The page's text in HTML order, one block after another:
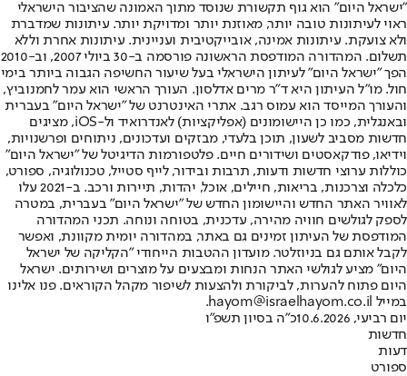
"ישראל היום" הוא גוף תקשורת שנוסד מתוך האמונה שהציבור הישראלי
ראוי לעיתונות טובה יותר, מאוזנת יותר ומדויקת יותר. עיתונות שמדברת
ולא צועקת. עיתונות אמינה, אובייקטיבית ועניינית. עיתונות אחרת וללא
תשלום. המהדורה המודפסת הראשונה פורסמה ב-30 ביולי 2007, וב-2010
הפך "ישראל היום" לעיתון הישראלי בעל שיעור החשיפה הגבוה ביותר בימי
חול. מו"ל העיתון היא ד"ר מרים אדלסון. העורך הראשי הוא עמר לחמנוביץ,
והעורך המייסד הוא עמוס רגב. אתרי האינטרנט של "ישראל היום" בעברית
ובאנגלית, כמו כן היישומונים (אפליקציות) לאנדרואיד ול-iOS, מציגים
חדשות מסביב לשעון, תוכן בלעדי, מבזקים ועדכונים, ניתוחים ופרשנויות,
וידיאו, פודקאסטים ושידורים חיים. פלטפורמות הדיגיטל של "ישראל היום"
כוללות ערוצי חדשות ודעות, תרבות ובידור, לייף סטייל, טכנולוגיה, ספורט,
כלכלה וצרכנות, בריאות, חיילים, אוכל, יהדות, תיירות ורכב. ב-2021 עלו
לאוויר האתר החדש והיישומון החדש של "ישראל היום" בעברית, במטרה
לספק לגולשים חוויה מהירה, עדכנית, בטוחה ונוחה. תכני המהדורה
המודפסת של העיתון זמינים גם באתר, במהדורה יומית מקוונת, ואפשר
לקבל אותם גם בניוזלטר. מועדון ההטבות הייחודי "הקליקה של ישראל
היום" מציע לגולשי האתר הנחות ומבצעים על מוצרים ושירותים. ישראל
היום פתוח להערות, לביקורת ולהצעות לשיפור מקהל הקוראים. פנו אלינו
במייל hayom@israelhayom.co.il.
יום רביעי, 10.6.2026
כ"ה בסיון תשפ"ו
חדשות
דעות
ספורט